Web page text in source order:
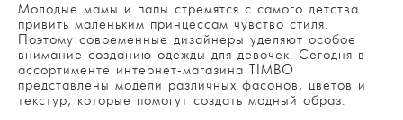
Молодые мамы и папы стремятся с самого детства
привить маленьким принцессам чувство стиля.
Поэтому современные дизайнеры уделяют особое
внимание созданию одежды для девочек. Сегодня в
ассортименте интернет-магазина TIMBO
представлены модели различных фасонов, цветов и
текстур, которые помогут создать модный образ.